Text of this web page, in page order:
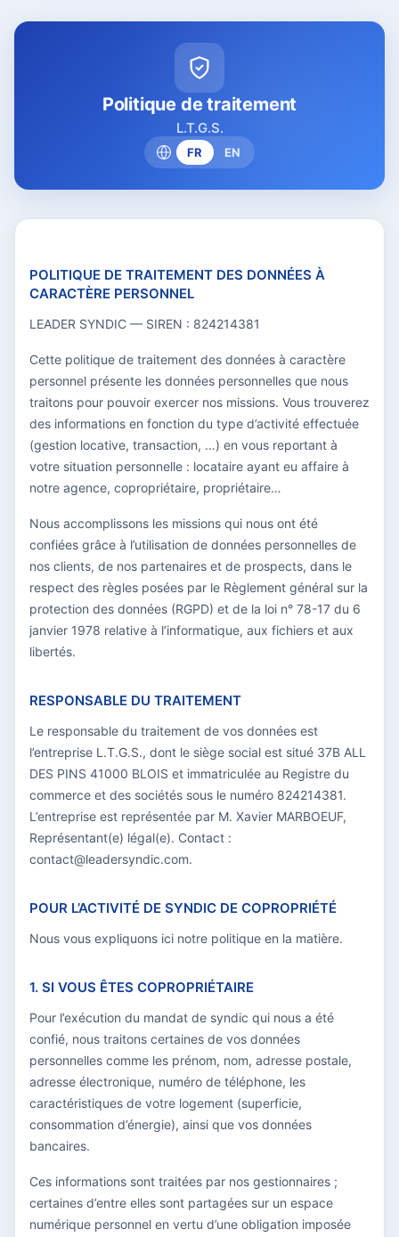
Politique de traitement
L.T.G.S.
FR EN
POLITIQUE DE TRAITEMENT DES DONNÉES À
CARACTÈRE PERSONNEL
LEADER SYNDIC — SIREN : 824214381
Cette politique de traitement des données à caractère
personnel présente les données personnelles que nous
traitons pour pouvoir exercer nos missions. Vous trouverez
des informations en fonction du type d’activité effectuée
(gestion locative, transaction, …) en vous reportant à
votre situation personnelle : locataire ayant eu affaire à
notre agence, copropriétaire, propriétaire…
Nous accomplissons les missions qui nous ont été
confiées grâce à l’utilisation de données personnelles de
nos clients, de nos partenaires et de prospects, dans le
respect des règles posées par le Règlement général sur la
protection des données (RGPD) et de la loi n° 78-17 du 6
janvier 1978 relative à l’informatique, aux fichiers et aux
libertés.
RESPONSABLE DU TRAITEMENT
Le responsable du traitement de vos données est
l’entreprise L.T.G.S., dont le siège social est situé 37B ALL
DES PINS 41000 BLOIS et immatriculée au Registre du
commerce et des sociétés sous le numéro 824214381.
L’entreprise est représentée par M. Xavier MARBOEUF,
Représentant(e) légal(e). Contact :
contact@leadersyndic.com.
POUR L’ACTIVITÉ DE SYNDIC DE COPROPRIÉTÉ
Nous vous expliquons ici notre politique en la matière.
1. SI VOUS ÊTES COPROPRIÉTAIRE
Pour l’exécution du mandat de syndic qui nous a été
confié, nous traitons certaines de vos données
personnelles comme les prénom, nom, adresse postale,
adresse électronique, numéro de téléphone, les
caractéristiques de votre logement (superficie,
consommation d’énergie), ainsi que vos données
bancaires.
Ces informations sont traitées par nos gestionnaires ;
certaines d’entre elles sont partagées sur un espace
numérique personnel en vertu d’une obligation imposée